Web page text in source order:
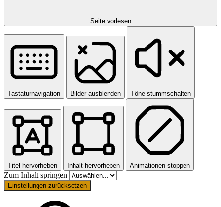
Seite vorlesen
Tastaturnavigation Bilder ausblenden Töne stummschalten
Titel hervorheben Inhalt hervorheben Animationen stoppen
Zum Inhalt springen
Einstellungen zurücksetzen